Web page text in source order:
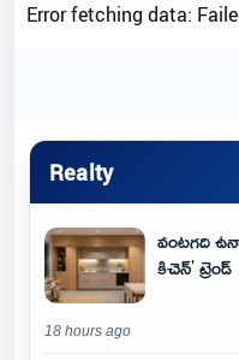
Error fetching data:
Realty
వంటగది
కిచెన్' ట్రెండ్
18 hours ago